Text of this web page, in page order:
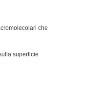
che
superficie